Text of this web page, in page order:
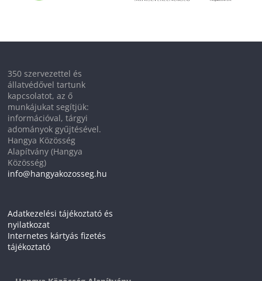
350 szervezettel és
állatvédővel tartunk
kapcsolatot, az ő
munkájukat segítjük:
információval, tárgyi
adományok gyűjtésével.
Hangya Közösség
Alapítvány (Hangya
Közösség)
info@hangyakozosseg.hu
Adatkezelési tájékoztató és
nyilatkozat
Internetes kártyás fizetés
tájékoztató